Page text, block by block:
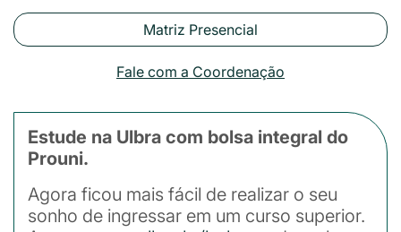
Matriz Presencial
Fale com a Coordenação
Estude na Ulbra com bolsa integral do
Prouni.
Agora ficou mais fácil de realizar o seu
sonho de ingressar em um curso superior.